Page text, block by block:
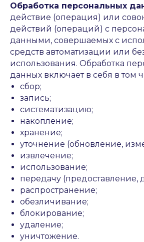
Обработка персональных
действие (операция) или
действий (операций) с
данными, совершаемых с
средств автоматизации или
использования. Обработка
данных включает в себя в том
сбор;
запись;
систематизацию;
накопление;
хранение;
уточнение (обновление,
извлечение;
использование;
передачу (предоставление,
распространение;
обезличивание;
блокирование;
удаление;
уничтожение.